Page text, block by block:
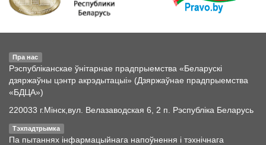
Пра нас
Рэспубліканскае ўнітарнае прадпрыемства «Беларускі
дзяржаўны цэнтр акрэдытацыі» (Дзяржаўнае прадпрыемства
«БДЦА»)
220033 г.Мінск,вул. Велазаводская 6, 2 п. Рэспубліка Беларусь
Тэхпадтрымка
Па пытаннях інфармацыйнага напоўнення і тэхнічнага